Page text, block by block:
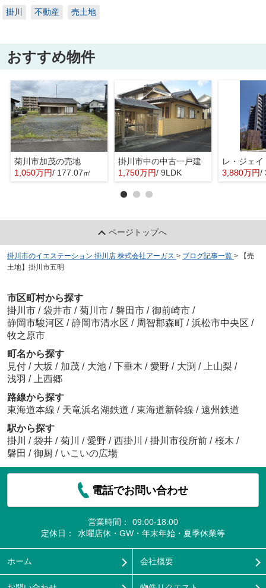
掛川
不動産 売土地
おすすめ物件
菊川市加茂の売地
1,050万円/ 177.07㎡
掛川市中の中古一戸建
1,750万円/ 9LDK
レ・ジェ
3,880万円/
ページトップへ
掛川市のイエステーション 掛川店 株式会社アーガス > ブログ記事一覧 >
【売
土地】掛川市五明
市区町村から探す
掛川市 / 袋井市 / 菊川市 / 磐田市 / 御前崎市 /
静岡市駿河区 / 静岡市清水区 / 周智郡森町 / 浜松市中央区 /
牧之原市
町名から探す
見付 / 大坂 / 加茂 / 大池 / 下垂木 / 愛野 / 大渕 / 上山梨 /
浅羽 /
上西郷
路線から探す
東海道本線 / 天竜浜名湖鉄道 / 東海道新幹線 / 遠州鉄道
駅から探す
掛川
/ 袋井 / 菊川 / 愛野 / 西掛川 / 掛川市役所前 / 桜木 /
磐田 / 御厨 / いこいの広場
電話でお問い合わせ
営業時間：
09:00-18:00
定休日：
水曜店休・GW・年末年始・夏季休業等
ホーム 会社概要